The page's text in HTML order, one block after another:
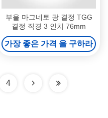
부울 마그네토 광 결정 TGG
결정 직경 3 인치 76mm
가장 좋은 가격 을 구하라
4